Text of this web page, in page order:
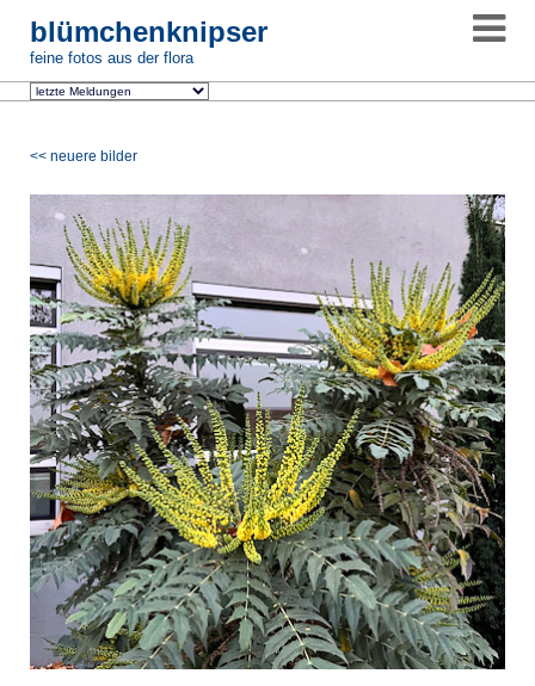
blümchenknipser
feine fotos aus der flora
<< neuere bilder